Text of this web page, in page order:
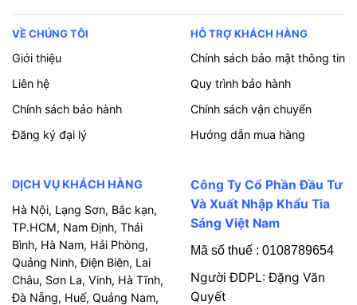
VỀ CHÚNG TÔI
Giới thiệu
Liên hệ
Chính sách bảo hành
Đăng ký đại lý
HỖ TRỢ KHÁCH HÀNG
Chính sách bảo mật thông tin
Quy trình bảo hành
Chính sách vận chuyển
Hướng dẫn mua hàng
DỊCH VỤ KHÁCH HÀNG
Hà Nội, Lạng Sơn, Bắc kạn,
TP.HCM, Nam Định, Thái
Bình, Hà Nam, Hải Phòng,
Quảng Ninh, Điện Biên, Lai
Châu, Sơn La, Vinh, Hà Tĩnh,
Đà Nẵng, Huế, Quảng Nam,
Công Ty Cổ Phần Đầu Tư
Và Xuất Nhập Khẩu Tia
Sáng Việt Nam
Mã số thuế : 0108789654
Người ĐDPL: Đặng Văn
Quyết